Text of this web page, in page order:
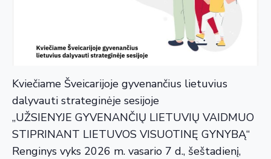
Kviečiame Šveicarijoje gyvenančius lietuvius
dalyvauti strateginėje sesijoje
„UŽSIENYJE GYVENANČIŲ LIETUVIŲ VAIDMUO
STIPRINANT LIETUVOS VISUOTINĘ GYNYBĄ“
Renginys vyks 2026 m. vasario 7 d., šeštadienį,